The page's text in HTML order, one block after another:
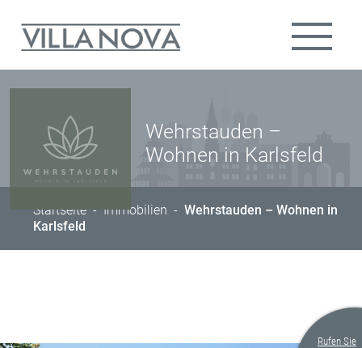
Rufen Sie
Wehrstauden –
Wohnen in Karlsfeld
Startseite-Immobilien - Wehrstauden – Wohnen in
Karlsfeld